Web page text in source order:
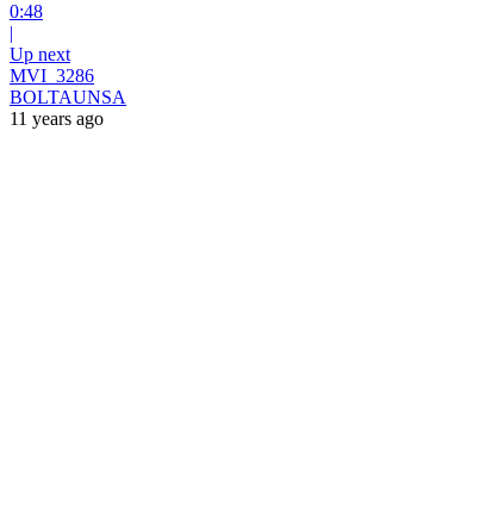
0:48
|
Up next
MVI_3286
BOLTAUNSA
11 years ago